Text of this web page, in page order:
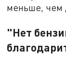
меньше, чем
"Нет